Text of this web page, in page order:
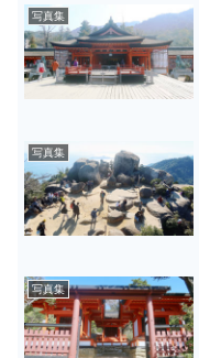
写真集
写真集
写真集